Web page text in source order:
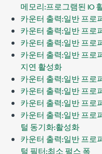
메모리:프로그램된 IO
카운터 출력:일반 프로
카운터 출력:일반 프로
카운터 출력:일반 프로
카운터 출력:일반 프로
지연 활성화
카운터 출력:일반 프로
카운터 출력:일반 프로
카운터 출력:일반 프로
카운터 출력:일반 프로
털 동기화:활성화
카운터 출력:일반 프로
털 필터:최소 펄스 폭